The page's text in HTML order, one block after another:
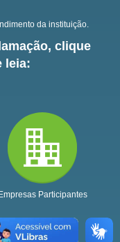
da instituição.
clique
leia:
Empresas Participantes